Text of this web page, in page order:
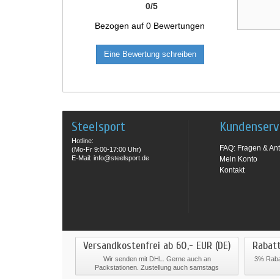
0/5
Bezogen auf0 Bewertungen
Eine Bewertung schreiben
Steelsport
Hotline:
(Mo-Fr 9:00-17:00 Uhr)
E-Mail: info@steelsport.de
FAQ: Fragen &
Mein Konto
Kontakt
Versandkostenfrei ab 60,- EUR (DE)
Wir senden mit DHL. Gerne auch an
Packstationen. Zustellung auch samstags
3%